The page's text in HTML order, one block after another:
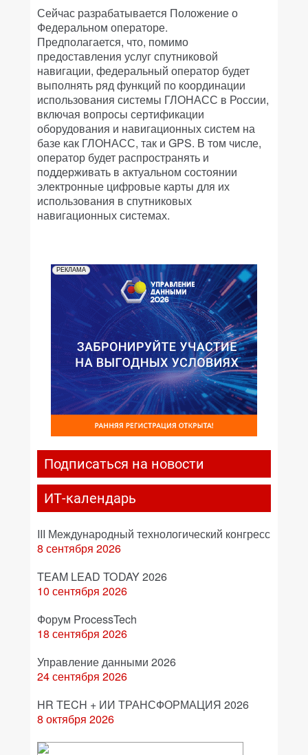
Сейчас разрабатывается Положение о
Федеральном операторе.
Предполагается, что, помимо
предоставления услуг спутниковой
навигации, федеральный оператор будет
выполнять ряд функций по координации
использования системы ГЛОНАСС в России,
включая вопросы сертификации
оборудования и навигационных систем на
базе как ГЛОНАСС, так и GPS. В том числе,
оператор будет распространять и
поддерживать в актуальном состоянии
электронные цифровые карты для их
использования в спутниковых
навигационных системах.
РЕКЛАМА
Подписаться на новости
ИТ-календарь
III Международный технологический конгресс
8 сентября 2026
TEAM LEAD TODAY 2026
10 сентября 2026
Форум ProcessTech
18 сентября 2026
Управление данными 2026
24 сентября 2026
HR TECH + ИИ ТРАНСФОРМАЦИЯ 2026
8 октября 2026